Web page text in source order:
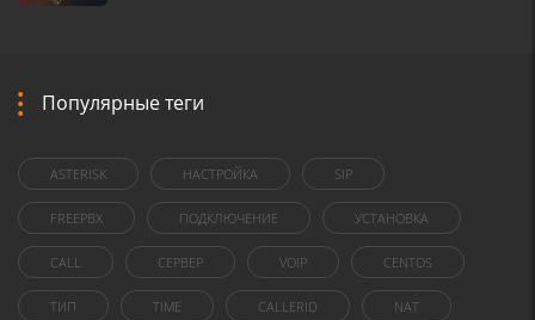
Популярные теги
ASTERISK НАСТРОЙКА SIP
FREEPBX ПОДКЛЮЧЕНИЕ УСТАНОВКА
CALL СЕРВЕР VOIP CENTOS
ТИП TIME CALLERID NAT